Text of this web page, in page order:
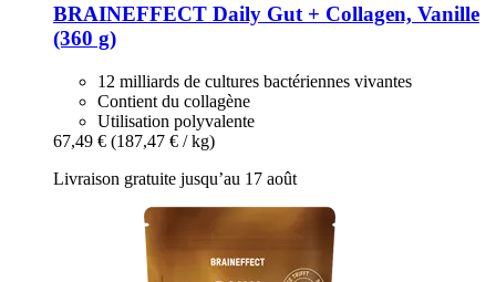
BRAINEFFECT Daily Gut + Collagen, Vanille
(360 g)
12 milliards de cultures bactériennes vivantes
Contient du collagène
Utilisation polyvalente
67,49 € (187,47 € / kg)
Livraison gratuite jusqu’au 17 août